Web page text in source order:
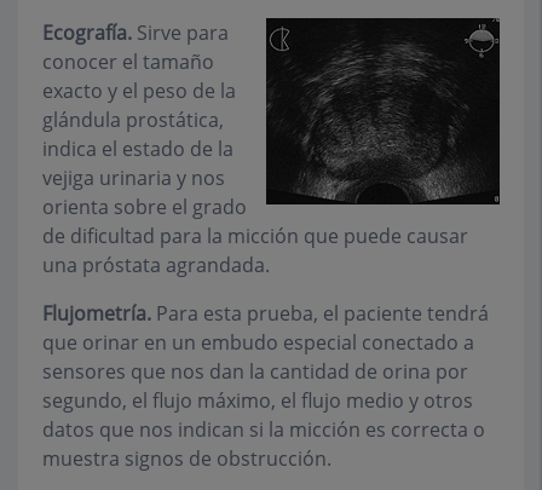
Ecografía. Sirve para
conocer el tamaño
exacto y el peso de la
glándula prostática,
indica el estado de la
vejiga urinaria y nos
orienta sobre el grado
de dificultad para la micción que puede causar
una próstata agrandada.
Flujometría. Para esta prueba, el paciente tendrá
que orinar en un embudo especial conectado a
sensores que nos dan la cantidad de orina por
segundo, el flujo máximo, el flujo medio y otros
datos que nos indican si la micción es correcta o
muestra signos de obstrucción.